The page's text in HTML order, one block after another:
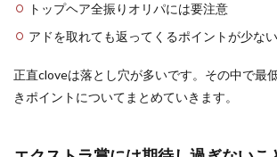
トップヘア全振りオリパには要注意
アドを取れても返ってくるポイントが少な
正直cloveは落とし穴が多いです。その中で最
きポイントについてまとめていきます。